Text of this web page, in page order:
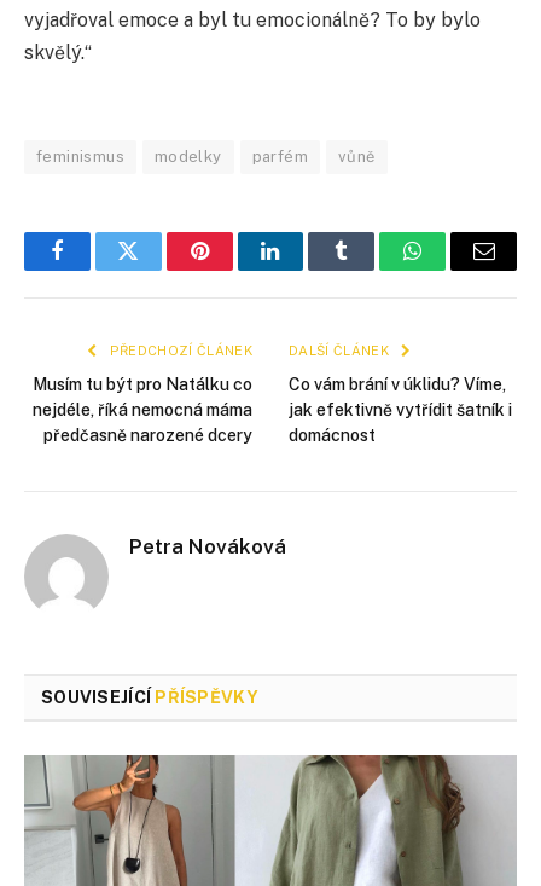
vyjadřoval emoce a byl tu emocionálně? To by bylo
skvělý.“
feminismus modelky parfém vůně
FacebookTwitter PinterestLinkedInTumblr WhatsApp
E-
PŘEDCHOZÍ ČLÁNEK
Musím tu být pro Natálku co
nejdéle, říká nemocná máma
předčasně narozené dcery
DALŠÍ ČLÁNEK
Co vám brání v úklidu? Víme,
jak efektivně vytřídit šatník i
domácnost
Petra Nováková
SOUVISEJÍCÍ PŘÍSPĚVKY